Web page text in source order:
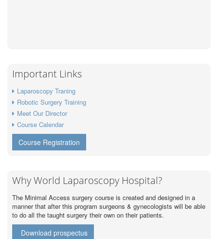
Important Links
Laparoscopy Traning
Robotic Surgery Training
Meet Our Director
Course Calendar
Course Registration
Why World Laparoscopy Hospital?
The Minimal Access surgery course is created and designed in a
manner that after this program surgeons & gynecologists will be able
to do all the taught surgery their own on their patients.
Download prospectus